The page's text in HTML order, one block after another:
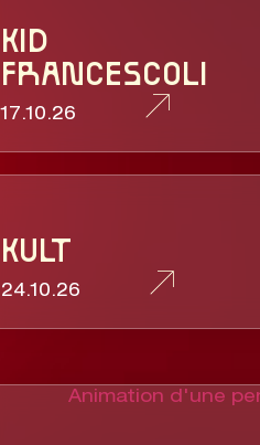
KID
FRANCESCOLI
17.10.26
KULT
24.10.26